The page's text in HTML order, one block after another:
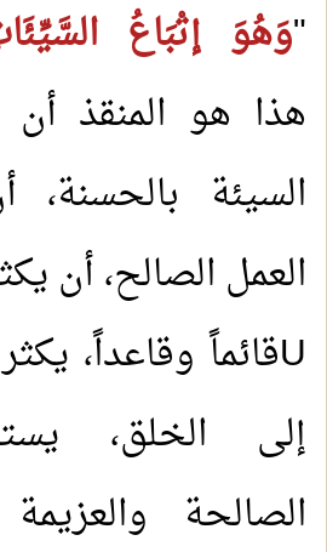
"وَهُوَ إتْبَاعُ
هذا هو المنقذ أن
السيئة
العمل الصالح، أن
Uقائماً وقاعداً،
إلى الخلق،
الصالحة